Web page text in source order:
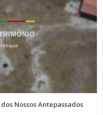
Nossos Antepassados